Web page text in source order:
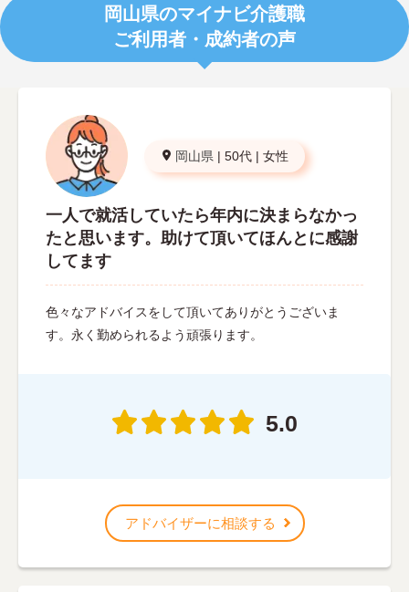
岡山県のマイナビ介護職
ご利用者・成約者の声
岡山県 | 50代 | 女性
一人で就活していたら年内に決まらなかっ
たと思います。助けて頂いてほんとに感謝
してます
色々なアドバイスをして頂いてありがとうございま
す。永く勤められるよう頑張ります。
5.0
アドバイザーに相談する